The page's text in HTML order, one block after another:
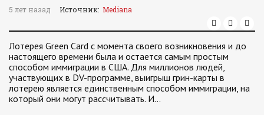
5 лет назад Источник: Mediana
Лотерея Green Card с момента своего возникновения и до
настоящего времени была и остается самым простым
способом иммиграции в США. Для миллионов людей,
участвующих в DV-программе, выигрыш грин-карты в
лотерею является единственным способом иммиграции, на
который они могут рассчитывать. И…